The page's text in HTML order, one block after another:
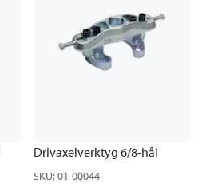
Drivaxelverktyg 6/8-hål
SKU:01-00044